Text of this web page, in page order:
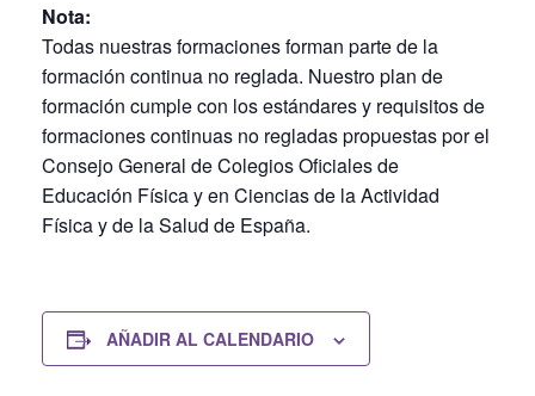
Nota:
Todas nuestras formaciones forman parte de la
formación continua no reglada. Nuestro plan de
formación cumple con los estándares y requisitos de
formaciones continuas no regladas propuestas por el
Consejo General de Colegios Oficiales de
Educación Física y en Ciencias de la Actividad
Física y de la Salud de España.
AÑADIR AL CALENDARIO